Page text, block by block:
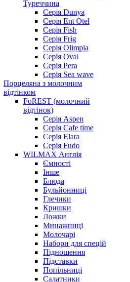
Туреччина
Серія Dunya
Серія Ent Otel
Серія Fish
Серія Frig
Серія Olimpia
Серія Oval
Серія Pera
Серія Sea wave
Порцеляна з молочним
відтінком
FoREST (молочний
відтінок)
Серія Aspen
Серія Cafe time
Серія Elara
Серія Fudo
WILMAX Англія
Ємності
Інше
Блюда
Бульйонниці
Глечики
Кришки
Ложки
Минажниці
Молочарі
Набори для спецій
Підношення
Підставки
Попільниці
Салатники